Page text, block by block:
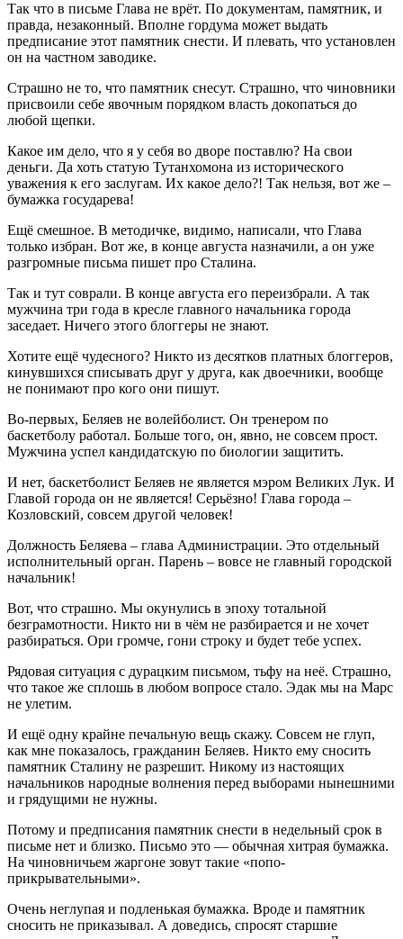
Так что в письме Глава не врёт. По документам, памятник, и
правда, незаконный. Вполне гордума может выдать
предписание этот памятник снести. И плевать, что установлен
он на частном заводике.
Страшно не то, что памятник снесут. Страшно, что чиновники
присвоили себе явочным порядком власть докопаться до
любой щепки.
Какое им дело, что я у себя во дворе поставлю? На свои
деньги. Да хоть статую Тутанхомона из исторического
уважения к его заслугам. Их какое дело?! Так нельзя, вот же –
бумажка государева!
Ещё смешное. В методичке, видимо, написали, что Глава
только избран. Вот же, в конце августа назначили, а он уже
разгромные письма пишет про Сталина.
Так и тут соврали. В конце августа его переизбрали. А так
мужчина три года в кресле главного начальника города
заседает. Ничего этого блоггеры не знают.
Хотите ещё чудесного? Никто из десятков платных блоггеров,
кинувшихся списывать друг у друга, как двоечники, вообще
не понимают про кого они пишут.
Во-первых, Беляев не волейболист. Он тренером по
баскетболу работал. Больше того, он, явно, не совсем прост.
Мужчина успел кандидатскую по биологии защитить.
И нет, баскетболист Беляев не является мэром Великих Лук. И
Главой города он не является! Серьёзно! Глава города –
Козловский, совсем другой человек!
Должность Беляева – глава Администрации. Это отдельный
исполнительный орган. Парень – вовсе не главный городской
начальник!
Вот, что страшно. Мы окунулись в эпоху тотальной
безграмотности. Никто ни в чём не разбирается и не хочет
разбираться. Ори громче, гони строку и будет тебе успех.
Рядовая ситуация с дурацким письмом, тьфу на неё. Страшно,
что такое же сплошь в любом вопросе стало. Эдак мы на Марс
не улетим.
И ещё одну крайне печальную вещь скажу. Совсем не глуп,
как мне показалось, гражданин Беляев. Никто ему сносить
памятник Сталину не разрешит. Никому из настоящих
начальников народные волнения перед выборами нынешними
и грядущими не нужны.
Потому и предписания памятник снести в недельный срок в
письме нет и близко. Письмо это — обычная хитрая бумажка.
На чиновничьем жаргоне зовут такие «попо-
прикрывательными».
Очень неглупая и подленькая бумажка. Вроде и памятник
сносить не приказывал. А доведись, спросят старшие